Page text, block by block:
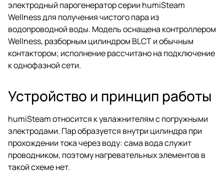
электродный парогенератор серии humiSteam
Wellness для получения чистого пара из
водопроводной воды. Модель оснащена контроллером
Wellness, разборным цилиндром BLCT и обычным
контактором; исполнение рассчитано на подключение
к однофазной сети.
Устройство и принцип работы
humiSteam относится к увлажнителям с погружными
электродами. Пар образуется внутри цилиндра при
прохождении тока через воду: сама вода служит
проводником, поэтому нагревательных элементов в
такой схеме нет.